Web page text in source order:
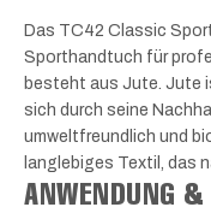
Das TC42 Classic
Sporthandtuch für
besteht aus Jute. Jute
sich durch seine
umweltfreundlich und
langlebiges Textil, das
ANWENDUNG